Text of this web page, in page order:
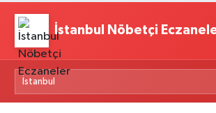
İstanbul Nöbetçi